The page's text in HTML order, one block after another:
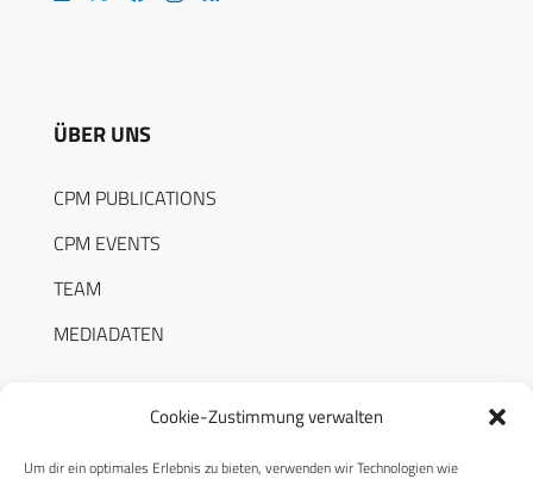
Cookie-Zustimmung verwalten
Um dir ein optimales Erlebnis zu bieten, verwenden wir Technologien wie
ÜBER UNS
CPM PUBLICATIONS
CPM EVENTS
TEAM
MEDIADATEN